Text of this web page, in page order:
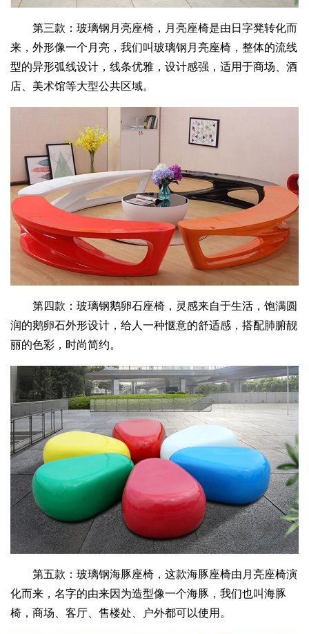
第三款：玻璃钢月亮座椅，月亮座椅是由日字凳转化而
来，外形像一个月亮，我们叫玻璃钢月亮座椅，整体的流线
型的异形弧线设计，线条优雅，设计感强，适用于商场、酒
店、美术馆等大型公共区域。
第四款：玻璃钢鹅卵石座椅，灵感来自于生活，饱满圆
润的鹅卵石外形设计，给人一种惬意的舒适感，搭配肺腑靓
丽的色彩，时尚简约。
第五款：玻璃钢海豚座椅，这款海豚座椅由月亮座椅演
化而来，名字的由来因为造型像一个海豚，我们也叫海豚
椅，商场、客厅、售楼处、户外都可以使用。